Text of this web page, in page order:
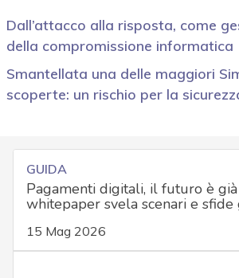
Dall’attacco alla risposta, come
della compromissione informatica
Smantellata una delle maggiori
scoperte: un rischio per la
GUIDA
Pagamenti digitali, il futuro è
whitepaper svela scenari e
15 Mag 2026